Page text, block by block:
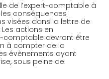
de l’expert-comptable à
conséquences
visées dans la lettre de
actions en
comptable devront être
à compter de la
évènements ayant
sous peine de